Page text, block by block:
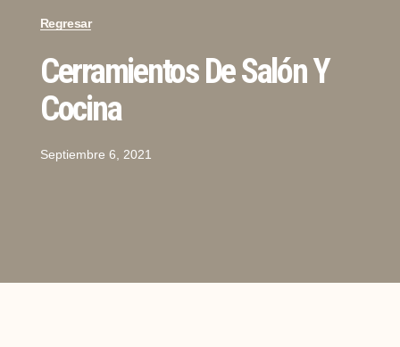
Regresar
Cerramientos De Salón Y
Cocina
Septiembre 6, 2021